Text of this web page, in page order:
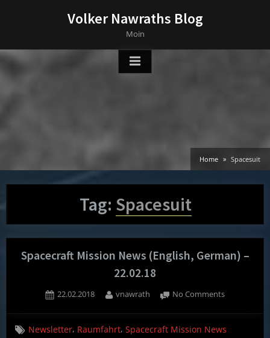
Volker Nawraths Blog
Moin
Home Spacesuit
Tag: Spacesuit
Spacecraft Mission News (English, German) –
22.02.18
Posted
22.02.2018 By
vnawrath No Commentson
News
Newsletter, Raumfahrt,Spacecraft Mission News